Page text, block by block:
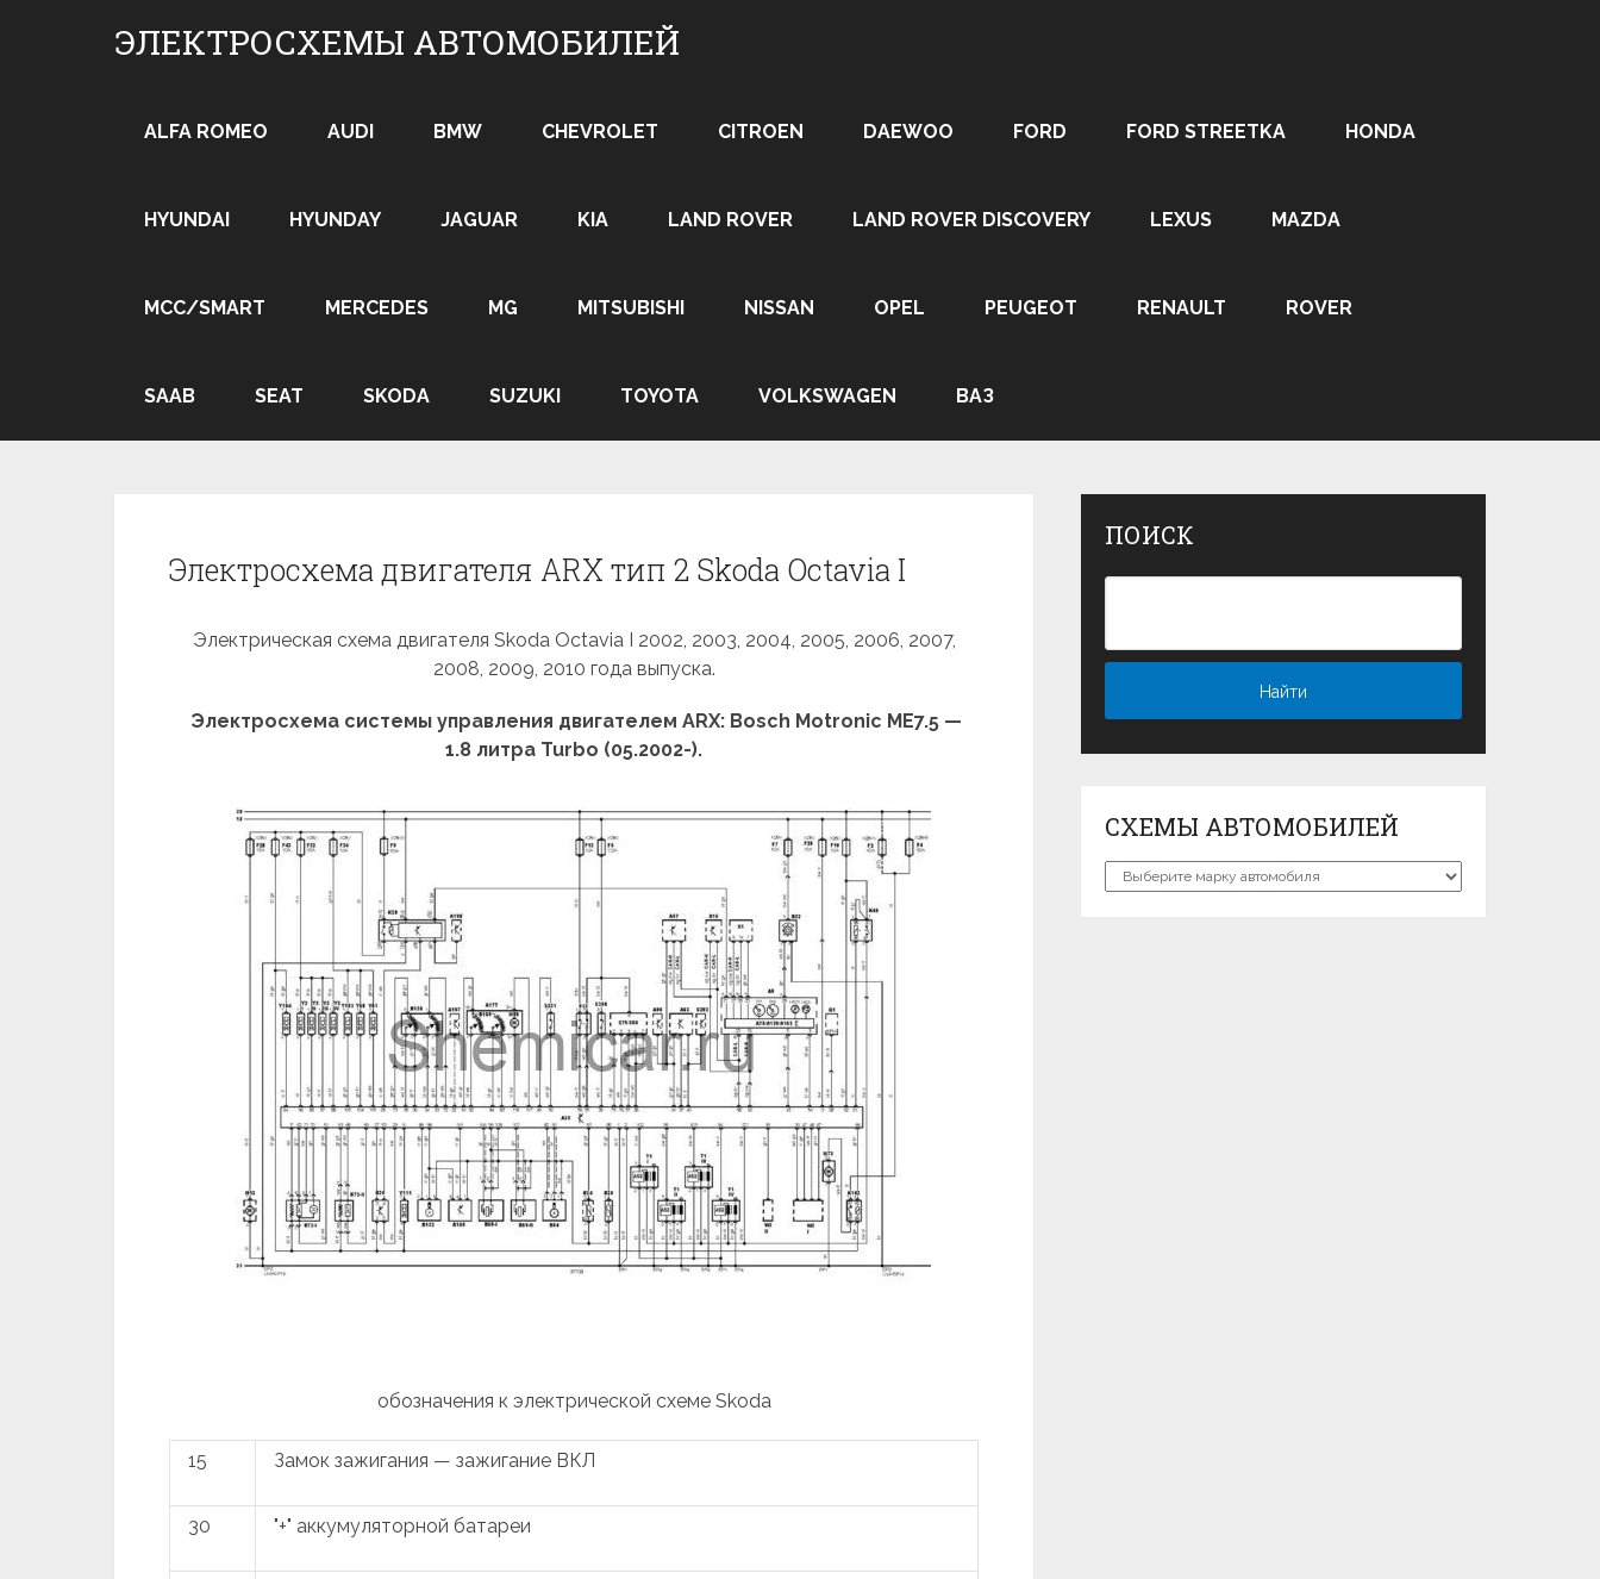
ЭЛЕКТРОСХЕМЫ АВТОМОБИЛЕЙ
ALFA ROMEO AUDI BMW CHEVROLET CITROEN DAEWOO FORD FORD STREETKA HONDA
HYUNDAI HYUNDAY JAGUAR KIA LAND ROVER LAND ROVER DISCOVERY LEXUS MAZDA
MCC/SMART MERCEDES MG MITSUBISHI NISSAN OPEL PEUGEOT RENAULT ROVER
SAAB SEAT SKODA SUZUKI TOYOTA VOLKSWAGEN ВАЗ
Электросхема двигателя ARX тип 2 Skoda Octavia I
Электрическая схема двигателя Skoda Octavia I 2002, 2003, 2004, 2005, 2006, 2007,
2008, 2009, 2010 года выпуска.
Электросхема системы управления двигателем ARX: Bosch Motronic ME7.5 —
1.8 литра Turbo (05.2002-).
обозначения к электрической схеме Skoda
15 Замок зажигания — зажигание ВКЛ
30 "+" аккумуляторной батареи
ПОИСК
СХЕМЫ АВТОМОБИЛЕЙ
Схемы